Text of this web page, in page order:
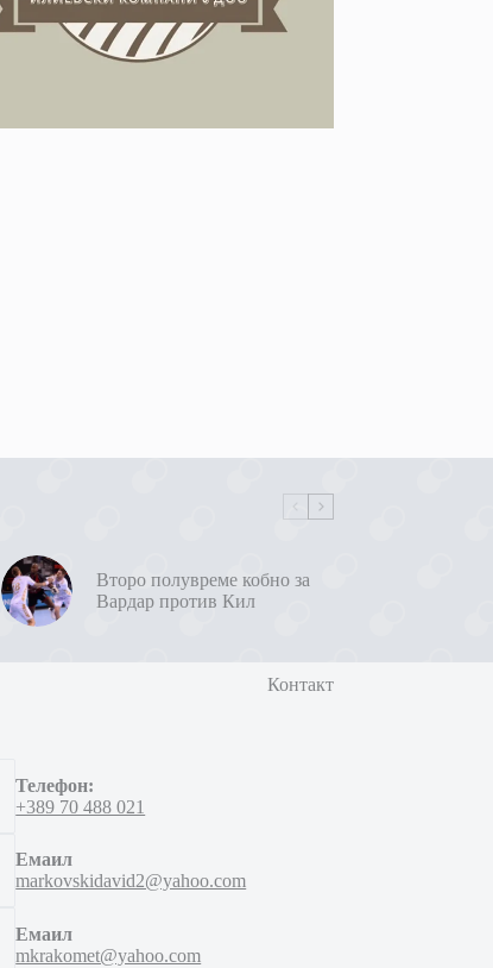
Второ полувреме кобно за
Вардар против Кил
Контакт
Телефон:
+389 70 488 021
Емаил
markovskidavid2@yahoo.com
Емаил
mkrakomet@yahoo.com